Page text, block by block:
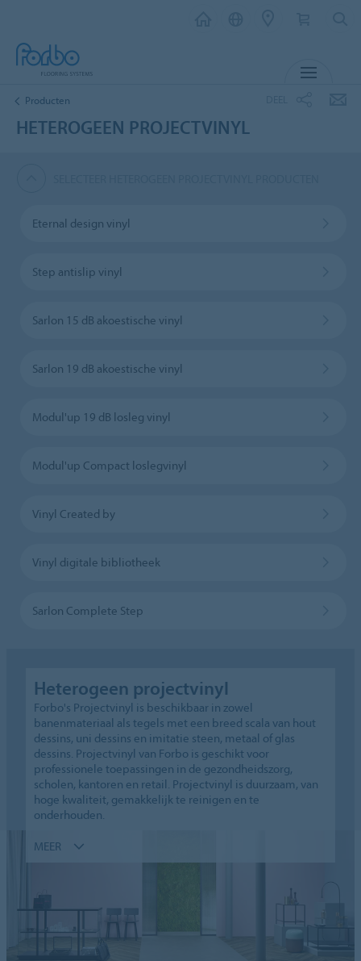
Producten
HETEROGEEN PROJECTVINYL
Eternal design vinyl
Step antislip vinyl
Sarlon 15 dB akoestische vinyl
Sarlon 19 dB akoestische vinyl
Modul'up 19 dB losleg vinyl
Modul'up Compact loslegvinyl
Vinyl Created by
Vinyl digitale bibliotheek
Sarlon Complete Step
Heterogeen projectvinyl
Forbo's Projectvinyl is beschikbaar in zowel
banenmateriaal als tegels met een breed scala van hout
dessins, uni dessins en imitatie steen, metaal of glas
dessins. Projectvinyl van Forbo is geschikt voor
professionele toepassingen in de gezondheidszorg,
scholen, kantoren en retail. Projectvinyl is duurzaam, van
hoge kwaliteit, gemakkelijk te reinigen en te
onderhouden.
MEER